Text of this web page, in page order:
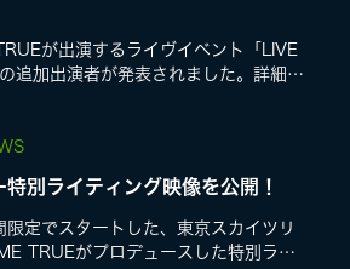
が出演するライヴイベント「LIVE
追加出演者が発表されました。詳細は
別ライティング映像を公開！
定でスタートした、東京スカイツリ
TRUEがプロデュースした特別ライ